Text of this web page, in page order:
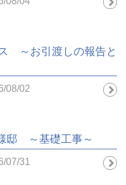
～お引渡しの報告と
08/02
邸 ～基礎工事～
07/31